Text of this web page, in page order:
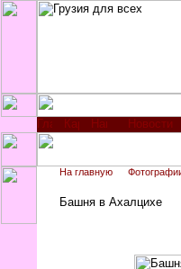
Новости
На главную
Башня в Ахалцихе